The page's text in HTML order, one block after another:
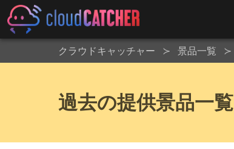
クラウドキャッチャー 景品一覧
過去の提供景品一覧